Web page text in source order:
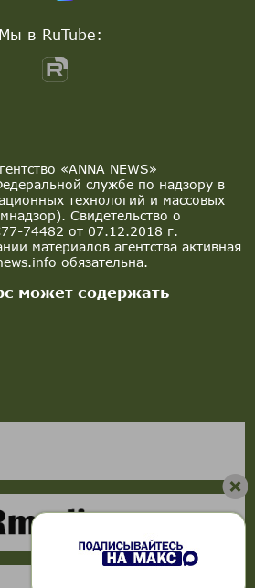
«ANNA NEWS»
службе по надзору в
технологий и массовых
Свидетельство о
74482 от 07.12.2018 г.
материалов агентства активная
обязательна.
может содержать
Мы в RuTube: